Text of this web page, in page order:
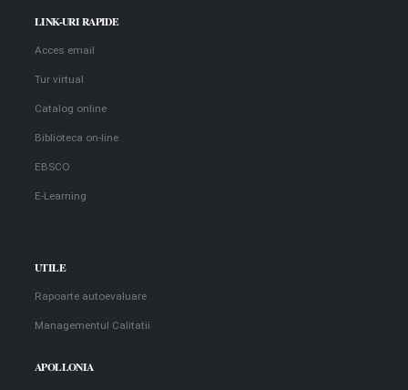
LINK-URI RAPIDE
Acces email
Tur virtual
Catalog online
Biblioteca on-line
EBSCO
E-Learning
UTILE
Rapoarte autoevaluare
Managementul Calitatii
APOLLONIA